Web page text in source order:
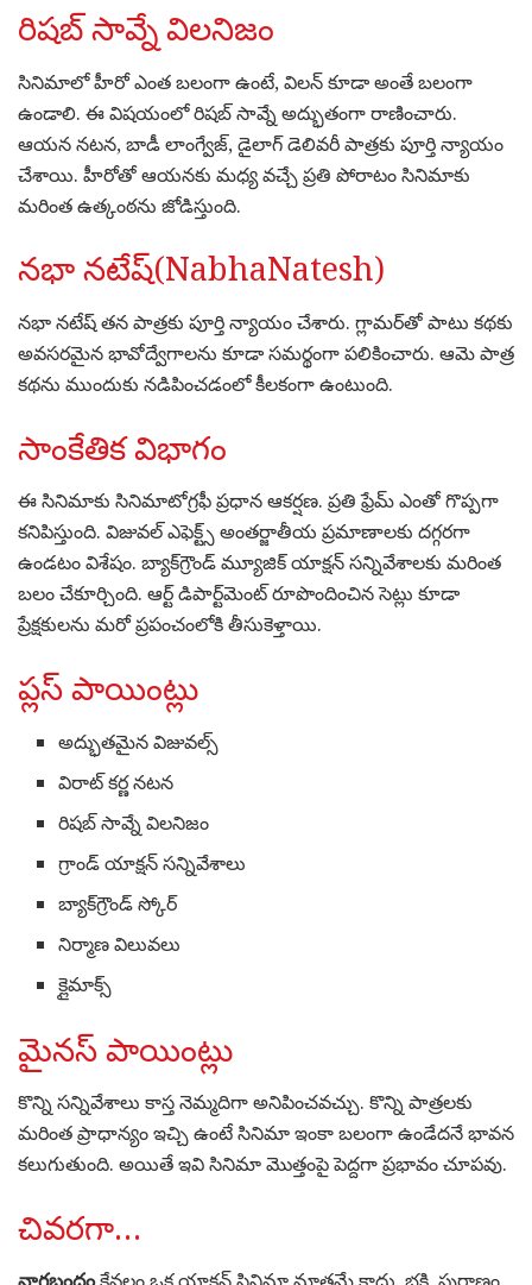
రిషబ్ సావ్నే విలనిజం
సినిమాలో హీరో ఎంత బలంగా ఉంటే, విలన్ కూడా అంతే బలంగా
ఉండాలి. ఈ విషయంలో రిషబ్ సావ్నే అద్భుతంగా రాణించారు.
ఆయన నటన, బాడీ లాంగ్వేజ్, డైలాగ్ డెలివరీ పాత్రకు పూర్తి న్యాయం
చేశాయి. హీరోతో ఆయనకు మధ్య వచ్చే ప్రతి పోరాటం సినిమాకు
మరింత ఉత్కంఠను జోడిస్తుంది.
నభా నటేష్(NabhaNatesh)
నభా నటేష్ తన పాత్రకు పూర్తి న్యాయం చేశారు. గ్లామర్‌తో పాటు కథకు
అవసరమైన భావోద్వేగాలను కూడా సమర్థంగా పలికించారు. ఆమె పాత్ర
కథను ముందుకు నడిపించడంలో కీలకంగా ఉంటుంది.
సాంకేతిక విభాగం
ఈ సినిమాకు సినిమాటోగ్రఫీ ప్రధాన ఆకర్షణ. ప్రతి ఫ్రేమ్ ఎంతో గొప్పగా
కనిపిస్తుంది. విజువల్ ఎఫెక్ట్స్ అంతర్జాతీయ ప్రమాణాలకు దగ్గరగా
ఉండటం విశేషం. బ్యాక్‌గ్రౌండ్ మ్యూజిక్ యాక్షన్ సన్నివేశాలకు మరింత
బలం చేకూర్చింది. ఆర్ట్ డిపార్ట్‌మెంట్ రూపొందించిన సెట్లు కూడా
ప్రేక్షకులను మరో ప్రపంచంలోకి తీసుకెళ్తాయి.
ప్లస్ పాయింట్లు
అద్భుతమైన విజువల్స్
విరాట్ కర్ణ నటన
రిషబ్ సావ్నే విలనిజం
గ్రాండ్ యాక్షన్ సన్నివేశాలు
బ్యాక్‌గ్రౌండ్ స్కోర్
నిర్మాణ విలువలు
క్లైమాక్స్
మైనస్ పాయింట్లు
కొన్ని సన్నివేశాలు కాస్త నెమ్మదిగా అనిపించవచ్చు. కొన్ని పాత్రలకు
మరింత ప్రాధాన్యం ఇచ్చి ఉంటే సినిమా ఇంకా బలంగా ఉండేదనే భావన
కలుగుతుంది. అయితే ఇవి సినిమా మొత్తంపై పెద్దగా ప్రభావం చూపవు.
చివరగా…